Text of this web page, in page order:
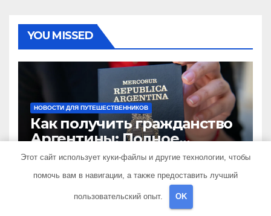
YOU MISSED
НОВОСТИ ДЛЯ ПУТЕШЕСТВЕННИКОВ
Как получить гражданство
Аргентины: Полное
руководство
30 СЕНТЯБРЯ 2024 TRAVELBOX27_
Этот сайт использует куки-файлы и другие технологии, чтобы
помочь вам в навигации, а также предоставить лучший
пользовательский опыт. OK